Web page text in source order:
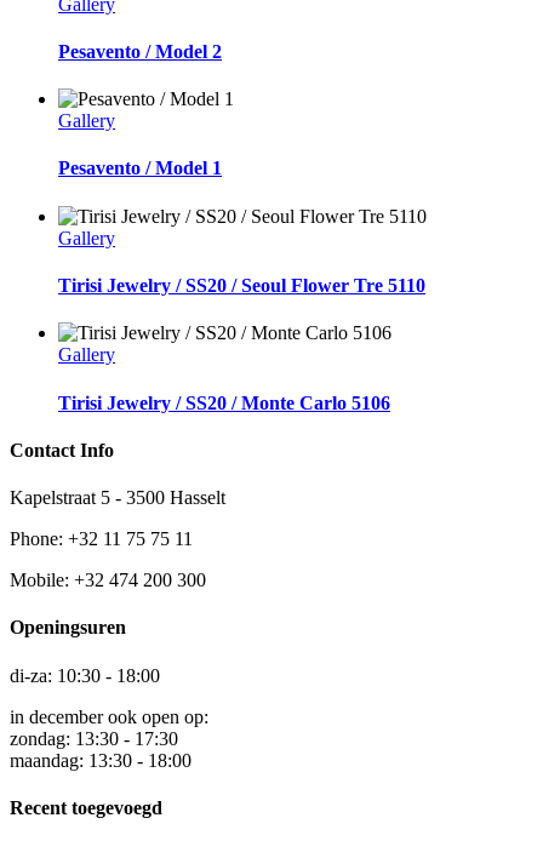
Pesavento / Model 2
Gallery
Pesavento / Model 1
Gallery
Tirisi Jewelry / SS20 / Seoul Flower Tre 5110
Gallery
Tirisi Jewelry / SS20 / Monte Carlo 5106
Contact Info
Kapelstraat 5 - 3500 Hasselt
Phone: +32 11 75 75 11
Mobile: +32 474 200 300
Openingsuren
di-za: 10:30 - 18:00
in december ook open op:
zondag: 13:30 - 17:30
maandag: 13:30 - 18:00
Recent toegevoegd